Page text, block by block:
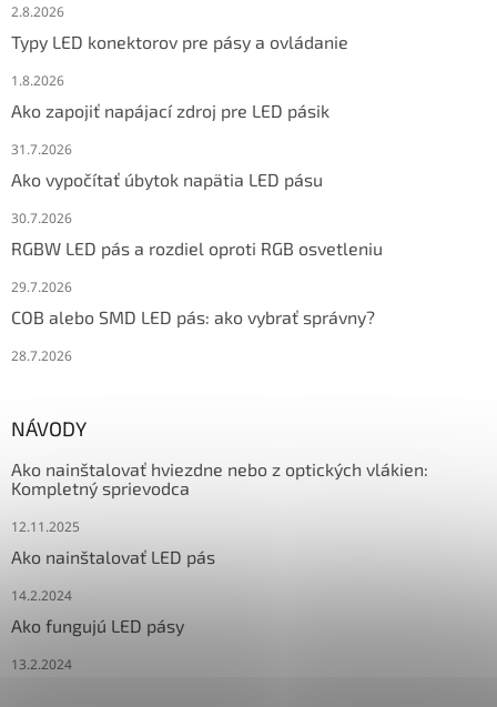
2.8.2026
Typy LED konektorov pre pásy a ovládanie
1.8.2026
Ako zapojiť napájací zdroj pre LED pásik
31.7.2026
Ako vypočítať úbytok napätia LED pásu
30.7.2026
RGBW LED pás a rozdiel oproti RGB osvetleniu
29.7.2026
COB alebo SMD LED pás: ako vybrať správny?
28.7.2026
NÁVODY
Ako nainštalovať hviezdne nebo z optických vlákien:
Kompletný sprievodca
12.11.2025
Ako nainštalovať LED pás
14.2.2024
Ako fungujú LED pásy
13.2.2024